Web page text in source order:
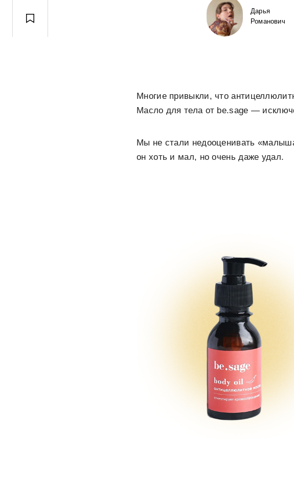
Дарья
Романович
Многие привыкли, что
Масло для тела от be.sage —
Мы не стали недооценивать
он хоть и мал, но очень даже удал.